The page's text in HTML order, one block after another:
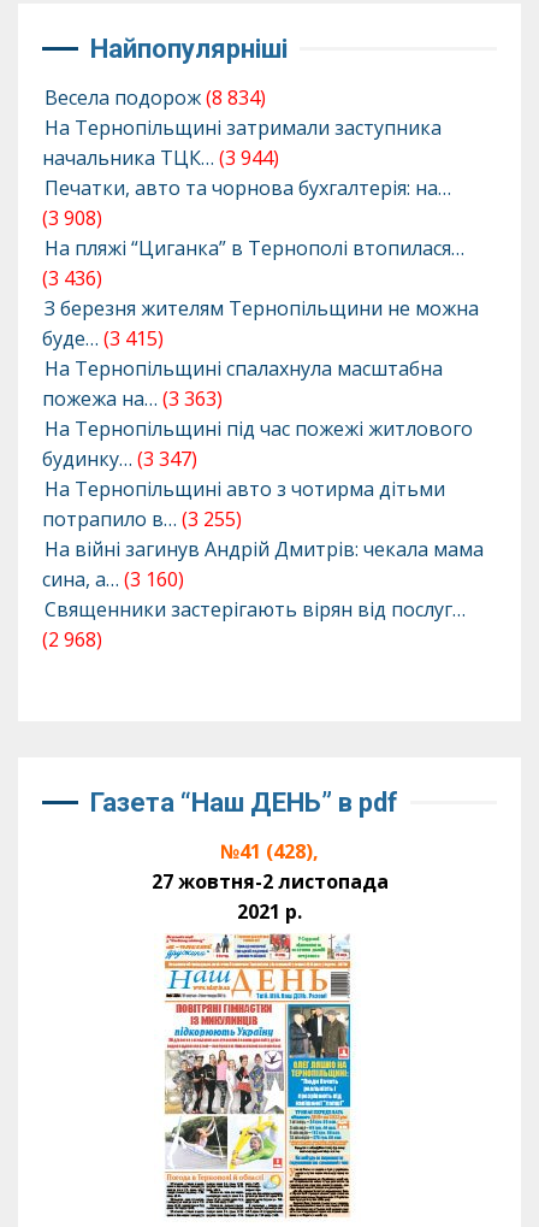
Найпопулярніші
Весела подорож(8 834)
На Тернопільщині затримали заступника
начальника ТЦК… (3 944)
Печатки, авто та чорнова бухгалтерія: на…
(3 908)
На пляжі “Циганка” в Тернополі втопилася…
(3 436)
З березня жителям Тернопільщини не можна
буде… (3 415)
На Тернопільщині спалахнула масштабна
пожежа на… (3 363)
На Тернопільщині під час пожежі житлового
будинку… (3 347)
На Тернопільщині авто з чотирма дітьми
потрапило в… (3 255)
На війні загинув Андрій Дмитрів: чекала мама
сина, а… (3 160)
Священники застерігають вірян від послуг…
(2 968)
Газета “Наш ДЕНЬ” в pdf
№41 (428),
27 жовтня-2 листопада
2021 р.